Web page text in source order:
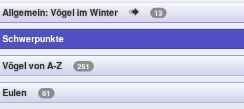
Allgemein: Vögel im Winter 13
Schwerpunkte
Vögel von A-Z 251
Eulen 61